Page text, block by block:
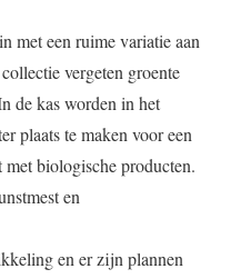
met een ruime variatie aan
vergeten groente
de kas worden in het
plaats te maken voor een
biologische producten.
en
en er zijn plannen